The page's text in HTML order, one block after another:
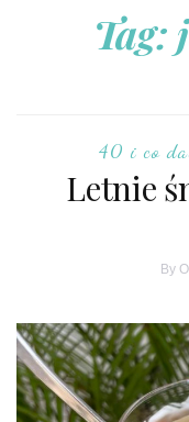
Tag:
40 i co
Letnie
By